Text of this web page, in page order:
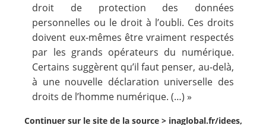
droit de protection des données
personnelles ou le droit à l’oubli. Ces droits
doivent eux-mêmes être vraiment respectés
par les grands opérateurs du numérique.
Certains suggèrent qu’il faut penser, au-delà,
à une nouvelle déclaration universelle des
droits de l’homme numérique. (…) »
Continuer sur le site de la source > inaglobal.fr/idees,